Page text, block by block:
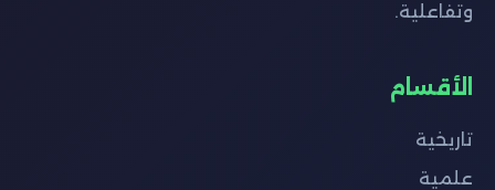
وتفاعلية.
الأقسام
تاريخية
علمية